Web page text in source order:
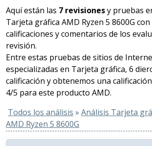
Aquí están las 7 revisionesy pruebas
Tarjeta gráfica AMD Ryzen 5 8600G con
calificaciones y comentarios de los
revisión.
Entre estas pruebas de sitios de
especializadas en Tarjeta gráfica, 6
calificación y obtenemos una
4/5 para este producto AMD.
Todos los análisis » Análisis Tarjeta
AMD Ryzen 5 8600G